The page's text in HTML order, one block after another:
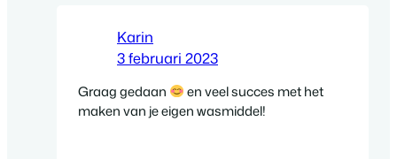
Karin
3 februari 2023
Graag gedaan
en veel succes met het
maken van je eigen wasmiddel!